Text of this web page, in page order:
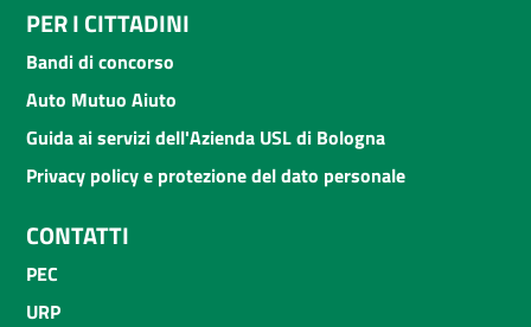
PER I CITTADINI
Bandi di concorso
Auto Mutuo Aiuto
Guida ai servizi dell'Azienda USL di Bologna
Privacy policy e protezione del dato personale
CONTATTI
PEC
URP